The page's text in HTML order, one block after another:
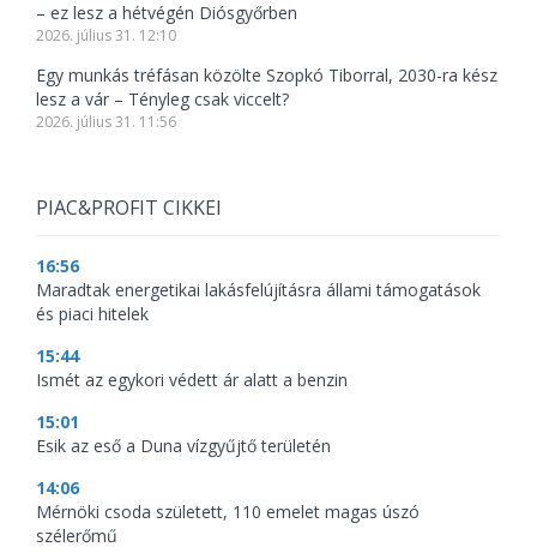
– ez lesz a hétvégén Diósgyőrben
2026. július 31. 12:10
Egy munkás tréfásan közölte Szopkó Tiborral, 2030-ra kész
lesz a vár – Tényleg csak viccelt?
2026. július 31. 11:56
PIAC&PROFIT CIKKEI
16:56
Maradtak energetikai lakásfelújításra állami támogatások
és piaci hitelek
15:44
Ismét az egykori védett ár alatt a benzin
15:01
Esik az eső a Duna vízgyűjtő területén
14:06
Mérnöki csoda született, 110 emelet magas úszó
szélerőmű